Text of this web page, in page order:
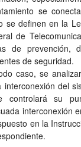
se
se definen en la
de
de prevención,
de seguridad.
caso, se
interconexión del
controlará su
interconexión
en la